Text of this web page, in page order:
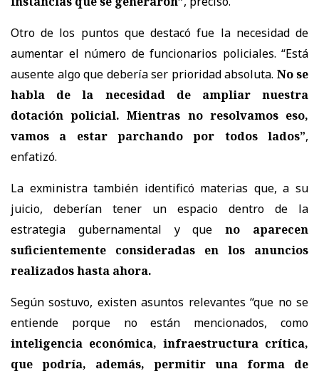
Otro de los puntos que destacó fue la necesidad de
aumentar el número de funcionarios policiales. “Está
ausente algo que debería ser prioridad absoluta. No se
habla de la necesidad de ampliar nuestra
dotación policial. Mientras no resolvamos eso,
vamos a estar parchando por todos lados”,
enfatizó.
La exministra también identificó materias que, a su
juicio, deberían tener un espacio dentro de la
estrategia gubernamental y queno aparecen
suficientemente consideradas en los anuncios
realizados hasta ahora.
Según sostuvo, existen asuntos relevantes “que no se
entiende porque no están mencionados, como
inteligencia económica, infraestructura crítica,
que podría, además, permitir una forma de